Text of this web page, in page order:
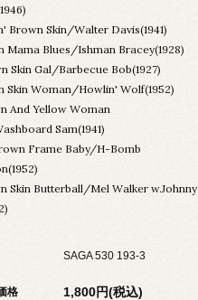
Brown Skin/Walter Davis(1941)
Mama Blues/Ishman Bracey(1928)
Skin Gal/Barbecue Bob(1927)
Skin Woman/Howlin' Wolf(1952)
And Yellow Woman
Sam(1941)
Frame Baby/H-Bomb
Skin Butterball/Mel Walker w.Johnny
SAGA 530 193-3
格 1,800円(税込)